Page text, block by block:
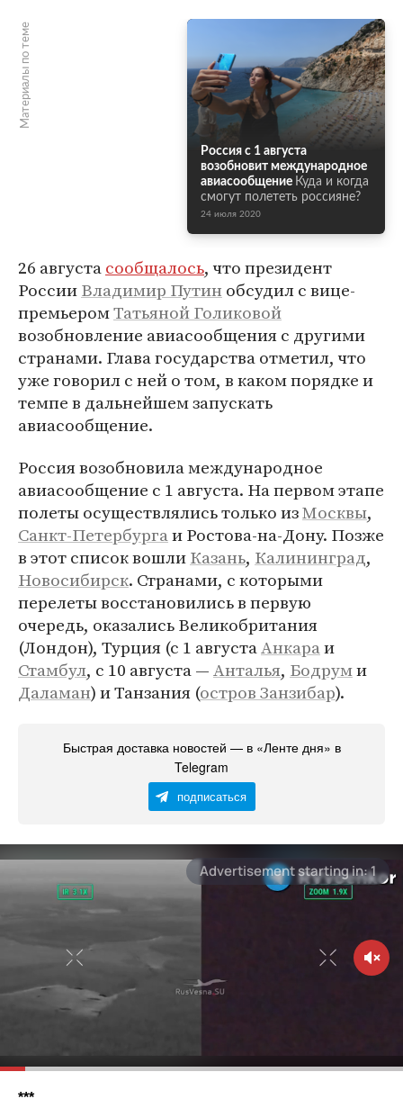
Материалы по теме
Россия с 1 августа
возобновит международное
авиасообщение Куда и когда
смогут полететь россияне?
24 июля 2020
26 августасообщалось, что президент
РоссииВладимир Путин обсудил с вице-
премьеромТатьяной Голиковой
возобновление авиасообщения с другими
странами. Глава государства отметил, что
уже говорил с ней о том, в каком порядке и
темпе в дальнейшем запускать
авиасообщение.
Россия возобновила международное
авиасообщение с 1 августа. На первом этапе
полеты осуществлялись только изМосквы,
Санкт-Петербургаи Ростова-на-Дону. Позже
в этот список вошлиКазань, Калининград,
Новосибирск. Странами, с которыми
перелеты восстановились в первую
очередь, оказались Великобритания
(Лондон), Турция (с 1 августаАнкараи
Стамбул, с 10 августа —Анталья, Бодруми
Даламан) и Танзания (остров Занзибар).
Быстрая доставка новостей — в «Ленте дня» в
Telegram
подписаться
***